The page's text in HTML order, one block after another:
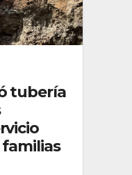
tubería
familias